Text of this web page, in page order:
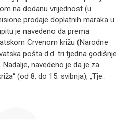
na dodanu vrijednost (u
prodaje doplatnih maraka u
je navedeno da prema
Crvenom križu (Narodne
pošta d.d. tri tjedna godišnje
navedeno je da je za
(od 8. do 15. svibnja), „Tje..